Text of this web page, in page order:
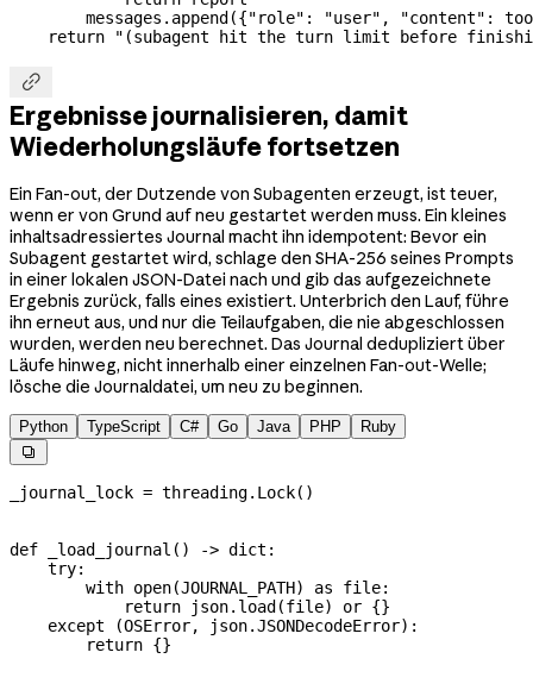
        messages.append({
"role" : "user" , "content" :
    return
"(subagent hit the turn limit before

Ergebnisse journalisieren, damit
Wiederholungsläufe fortsetzen
Ein Fan-out, der Dutzende von Subagenten erzeugt, ist teuer,
wenn er von Grund auf neu gestartet werden muss. Ein kleines
inhaltsadressiertes Journal macht ihn idempotent: Bevor ein
Subagent gestartet wird, schlage den SHA-256 seines Prompts
in einer lokalen JSON-Datei nach und gib das aufgezeichnete
Ergebnis zurück, falls eines existiert. Unterbrich den Lauf, führe
ihn erneut aus, und nur die Teilaufgaben, die nie abgeschlossen
wurden, werden neu berechnet. Das Journal dedupliziert über
Läufe hinweg, nicht innerhalb einer einzelnen Fan-out-Welle;
lösche die Journaldatei, um neu zu beginnen.
Python TypeScript C# Go Java PHP Ruby

_journal_lock = threading.Lock()
def _load_journal () -> dict :
    try
:
        with
open(JOURNAL_PATH) as file:
            return
json.load(file) or {}
    except
(OSError, json.JSONDecodeError):
        return
{}